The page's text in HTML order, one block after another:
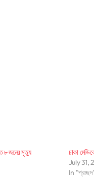
৮ জনের মৃত্যু
ঢাকা
July 31,
In